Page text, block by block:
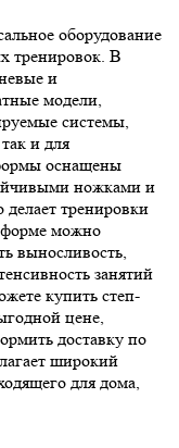
оборудование
тренировок. В
и
модели,
системы,
и для
оснащены
ножками и
тренировки
можно
выносливость,
занятий
купить степ-
цене,
доставку по
широкий
для дома,